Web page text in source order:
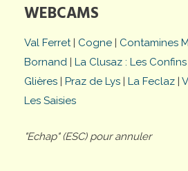
WEBCAMS
Val Ferret| Cogne | Contamines
Bornand | La Clusaz : Les Confins
Glières | Praz de Lys | La Feclaz |
Les Saisies
"Echap" (ESC) pour annuler